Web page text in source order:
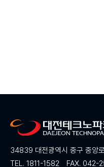
34839 대전광역시 중구 중앙
TEL. 1811-1582
FAX. 042-